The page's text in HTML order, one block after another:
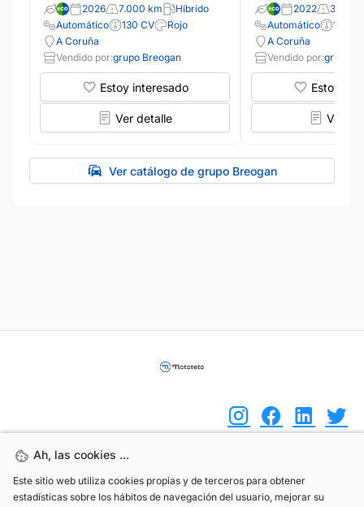
2026 7.000 km
Híbrido
Automático
130 CV
Rojo
A Coruña
Vendido por:grupo Breogan
Estoy interesado
Ver detalle
2022
35.087
Automático
116 CV
A Coruña
Vendido por:grupo
Estoy
Ver
Ver catálogo de grupo Breogan
Ah, las cookies ...
Este sitio web utiliza cookies propias y de terceros para obtener
estadísticas sobre los hábitos de navegación del usuario, mejorar su
Ah, las cookies ...
Este sitio web utiliza cookies propias y de terceros para obtener
estadísticas sobre los hábitos de navegación del usuario, mejorar su
(+34) 744 408 070
info@motoreto.com